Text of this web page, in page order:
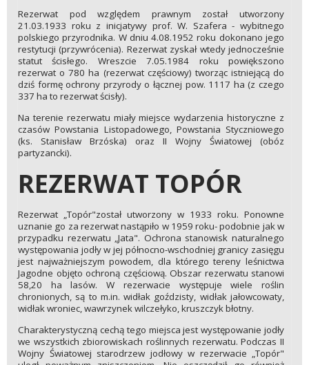
Rezerwat pod względem prawnym został utworzony
21.03.1933 roku z inicjatywy prof. W. Szafera - wybitnego
polskiego przyrodnika. W dniu 4.08.1952 roku dokonano jego
restytucji (przywrócenia). Rezerwat zyskał wtedy jednocześnie
statut ścisłego. Wreszcie 7.05.1984 roku powiększono
rezerwat o 780 ha (rezerwat częściowy) tworząc istniejącą do
dziś formę ochrony przyrody o łącznej pow. 1117 ha (z czego
337 ha to rezerwat ścisły).
Na terenie rezerwatu miały miejsce wydarzenia historyczne z
czasów Powstania Listopadowego, Powstania Styczniowego
(ks. Stanisław Brzóska) oraz II Wojny Światowej (obóz
partyzancki).
REZERWAT TOPÓR
Rezerwat „Topór"został utworzony w 1933 roku. Ponowne
uznanie go za rezerwat nastąpiło w 1959 roku- podobnie jak w
przypadku rezerwatu „Jata". Ochrona stanowisk naturalnego
występowania jodły w jej północno-wschodniej granicy zasięgu
jest najważniejszym powodem, dla którego tereny leśnictwa
Jagodne objęto ochroną częściową. Obszar rezerwatu stanowi
58,20 ha lasów. W rezerwacie występuje wiele roślin
chronionych, są to m.in. widłak goździsty, widłak jałowcowaty,
widłak wroniec, wawrzynek wilczełyko, kruszczyk błotny.
Charakterystyczną cechą tego miejsca jest występowanie jodły
we wszystkich zbiorowiskach roślinnych rezerwatu. Podczas II
Wojny Światowej starodrzew jodłowy w rezerwacie „Topór"